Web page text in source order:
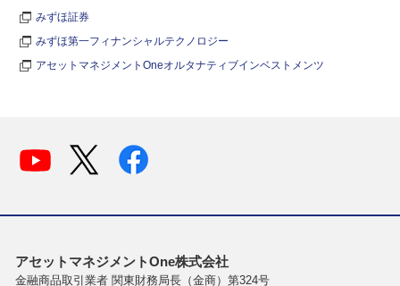
みずほ証券
みずほ第一フィナンシャルテクノロジー
アセットマネジメントOneオルタナティブインベストメンツ
アセットマネジメントOne株式会社
金融商品取引業者 関東財務局長（金商）第324号